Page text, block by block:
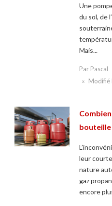
Une
du sol, de
Mais...
Par Pascal
Modifié
bouteille
leur
nature
gaz
encore